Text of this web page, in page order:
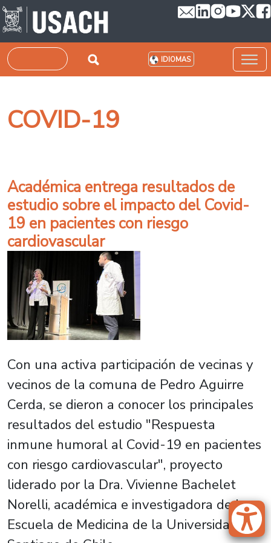
Pasar al contenido principal
Buscar IDIOMAS
COVID-19
Académica entrega resultados de
estudio sobre el impacto del Covid-
19 en pacientes con riesgo
cardiovascular
Con una activa participación de vecinas y
vecinos de la comuna de Pedro Aguirre
Cerda, se dieron a conocer los principales
resultados del estudio "Respuesta
inmune humoral al Covid-19 en pacientes
con riesgo cardiovascular", proyecto
liderado por la Dra. Vivienne Bachelet
Norelli, académica e investigadora de la
Escuela de Medicina de la Universidad de